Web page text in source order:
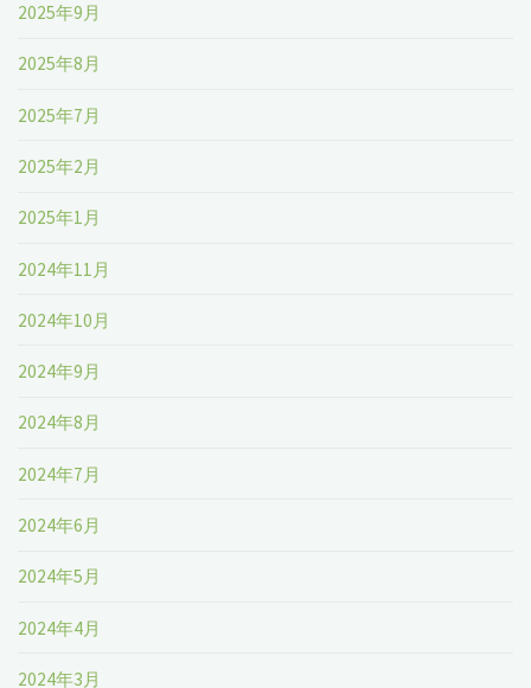
2025年9月
2025年8月
2025年7月
2025年2月
2025年1月
2024年11月
2024年10月
2024年9月
2024年8月
2024年7月
2024年6月
2024年5月
2024年4月
2024年3月